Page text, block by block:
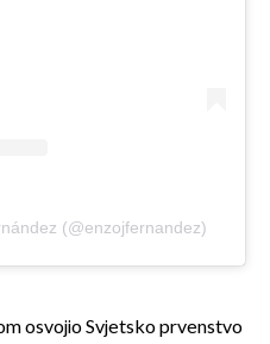
(@enzojfernandez)
osvojio Svjetsko prvenstvo